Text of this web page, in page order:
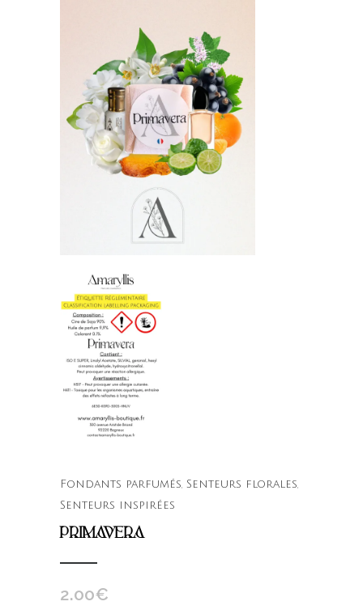
Fondants parfumés Senteurs florales
Senteurs inspirées
PRIMAVERA
2.00€